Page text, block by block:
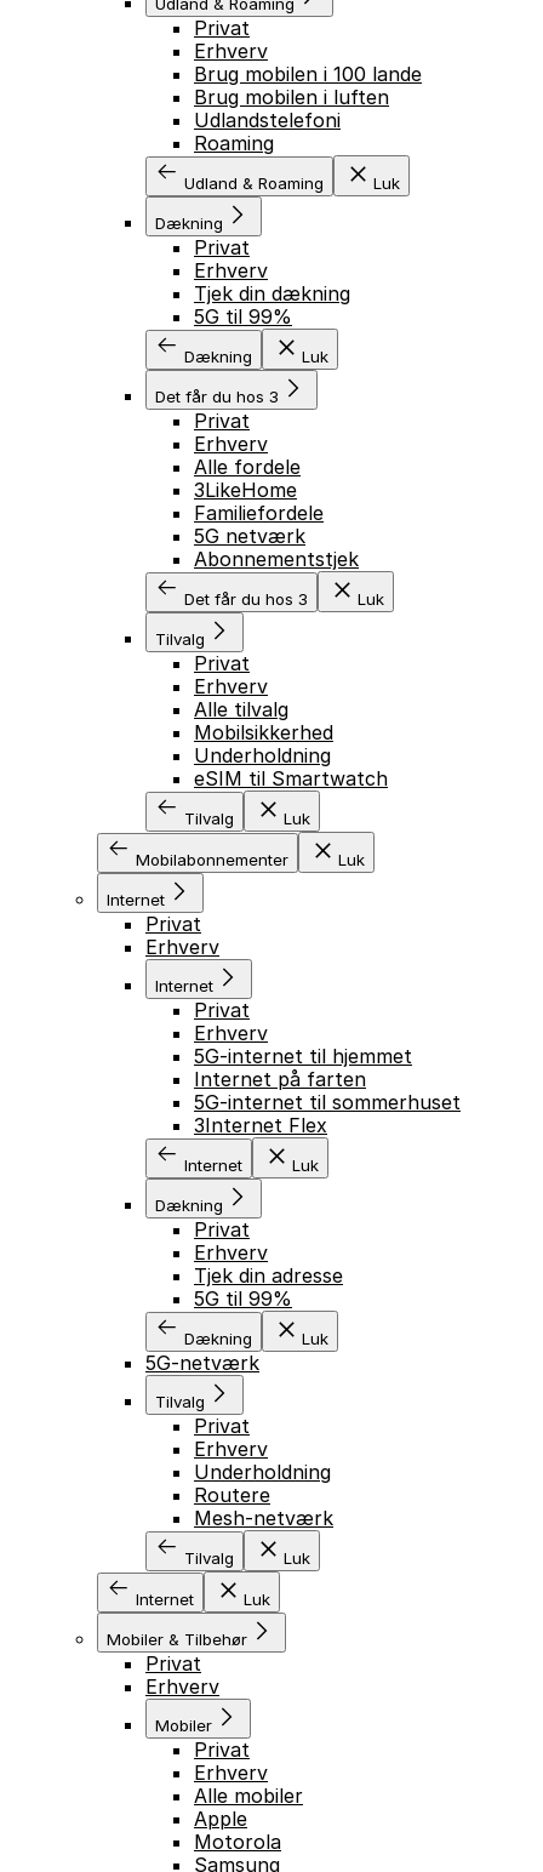
Privat
Erhverv
Brug mobilen i 100 lande
Brug mobilen i luften
Udlandstelefoni
Roaming
Udland & Roaming Luk
Dækning
Privat
Erhverv
Tjek din dækning
5G til 99%
Dækning Luk
Det får du hos 3
Privat
Erhverv
Alle fordele
3LikeHome
Familiefordele
5G netværk
Abonnementstjek
Det får du hos 3 Luk
Tilvalg
Privat
Erhverv
Alle tilvalg
Mobilsikkerhed
Underholdning
eSIM til Smartwatch
Tilvalg Luk
Mobilabonnementer Luk
Internet
Privat
Erhverv
Internet
Privat
Erhverv
5G-internet til hjemmet
Internet på farten
5G-internet til sommerhuset
3Internet Flex
Internet Luk
Dækning
Privat
Erhverv
Tjek din adresse
5G til 99%
Dækning Luk
5G-netværk
Tilvalg
Privat
Erhverv
Underholdning
Routere
Mesh-netværk
Tilvalg Luk
Internet Luk
Mobiler & Tilbehør
Privat
Erhverv
Mobiler
Privat
Erhverv
Alle mobiler
Apple
Motorola
Samsung